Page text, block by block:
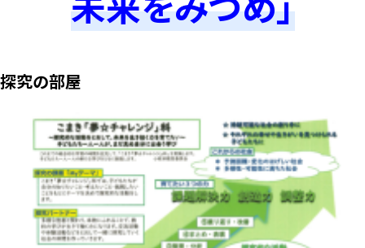
探究の部屋